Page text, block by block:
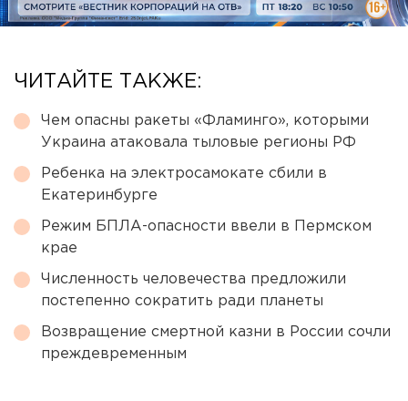
ЧИТАЙТЕ ТАКЖЕ:
Чем опасны ракеты «Фламинго», которыми
Украина атаковала тыловые регионы РФ
Ребенка на электросамокате сбили в
Екатеринбурге
Режим БПЛА-опасности ввели в Пермском
крае
Численность человечества предложили
постепенно сократить ради планеты
Возвращение смертной казни в России сочли
преждевременным